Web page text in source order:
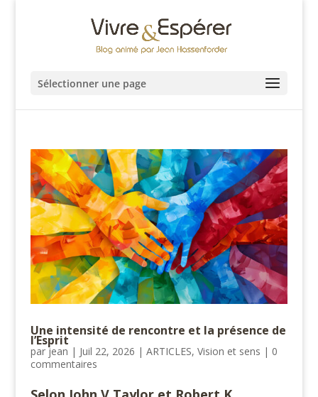
Sélectionner une page
Une intensité de rencontre et la présence de
l’Esprit
par jean | Juil 22, 2026 | ARTICLES, Vision et sens | 0
commentaires